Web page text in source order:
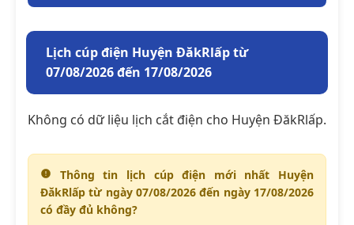
Lịch cúp điện Huyện ĐăkRlấp từ
07/08/2026 đến 17/08/2026
Không có dữ liệu lịch cắt điện cho Huyện ĐăkRlấp.
Thông tin lịch cúp điện mới nhất Huyện
ĐăkRlấp từ ngày 07/08/2026 đến ngày 17/08/2026
có đầy đủ không?